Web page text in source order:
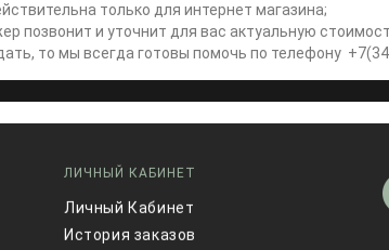
только для интернет магазина;
позвонит и уточнит для вас актуальную
то мы всегда готовы помочь по телефону
ЛИЧНЫЙ КАБИНЕТ
Личный Кабинет
История заказов